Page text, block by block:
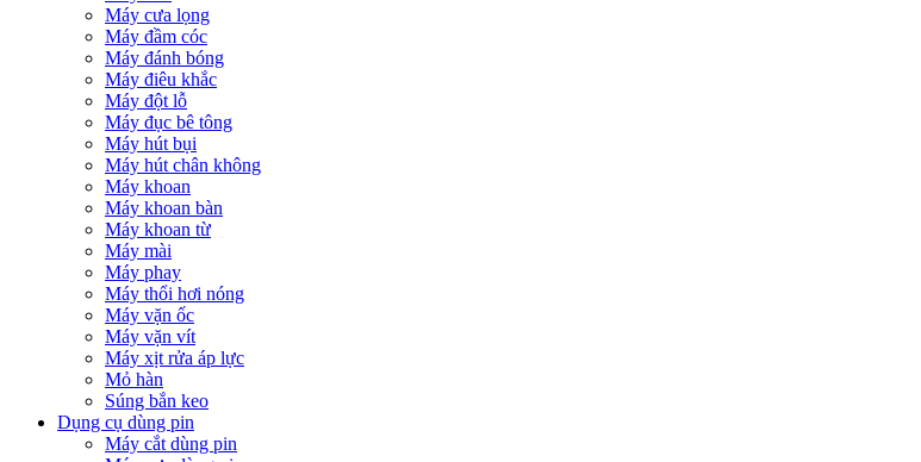
Máy cưa lọng
Máy đầm cóc
Máy đánh bóng
Máy điêu khắc
Máy đột lỗ
Máy đục bê tông
Máy hút bụi
Máy hút chân không
Máy khoan
Máy khoan bàn
Máy khoan từ
Máy mài
Máy phay
Máy thổi hơi nóng
Máy vặn ốc
Máy vặn vít
Máy xịt rửa áp lực
Mỏ hàn
Súng bắn keo
Dụng cụ dùng pin
Máy cắt dùng pin